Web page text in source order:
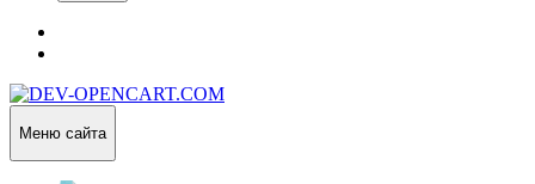
Меню сайта